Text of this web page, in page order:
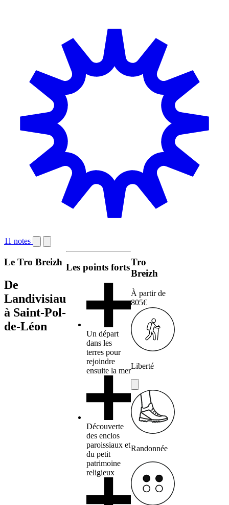
11 notes
Le Tro Breizh
De
Landivisiau
à Saint-Pol-
de-Léon
Les points forts
Un départ
dans les
terres pour
rejoindre
ensuite la mer
Découverte
des enclos
paroissiaux et
du petit
patrimoine
religieux
Tro
Breizh
À partir de
805€
Liberté
Randonnée